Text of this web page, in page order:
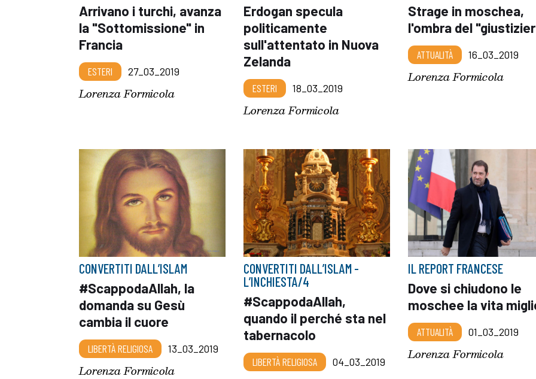
Arrivano i turchi, avanza
la "Sottomissione" in
Francia
ESTERI 27_03_2019
Lorenza Formicola
Erdogan specula
politicamente
sull'attentato in Nuova
Zelanda
ESTERI 18_03_2019
Lorenza Formicola
Strage in moschea,
l'ombra del
ATTUALITÀ 16_03_2019
Lorenza Formicola
CONVERTITI DALL’ISLAM
#ScappodaAllah, la
domanda su Gesù
cambia il cuore
LIBERTÀ RELIGIOSA 13_03_2019
Lorenza Formicola
CONVERTITI DALL’ISLAM -
L’INCHIESTA/4
#ScappodaAllah,
quando il perché sta nel
tabernacolo
LIBERTÀ RELIGIOSA 04_03_2019
IL REPORT FRANCESE
Dove si chiudono le
moschee la vita
ATTUALITÀ 01_03_2019
Lorenza Formicola